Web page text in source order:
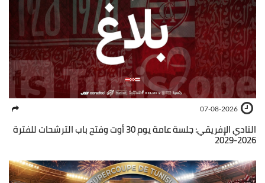
07-08-2026
النادي الإفريقي: جلسة عامة يوم 30 أوت وفتح باب الترشحات للفترة
2026-2029